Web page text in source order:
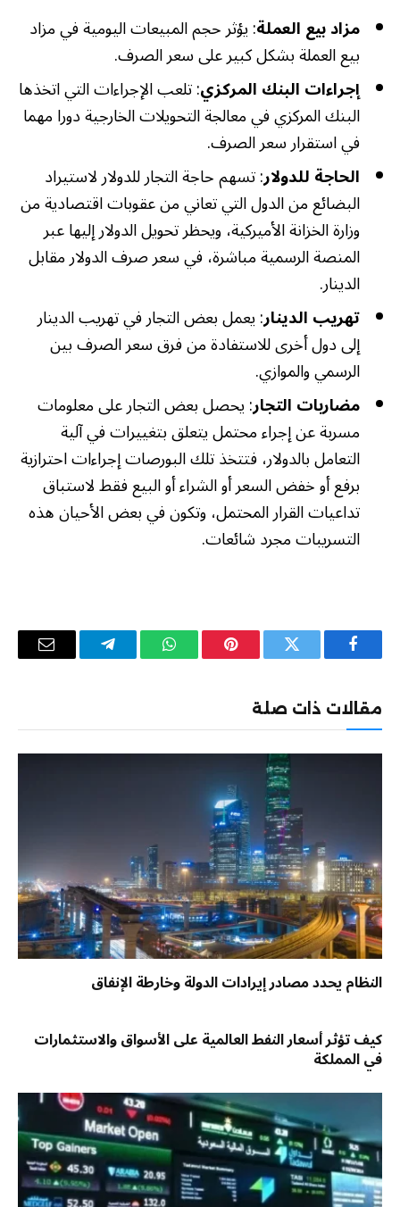
مزاد بيع العملة: يؤثر حجم المبيعات اليومية في مزاد
بيع العملة بشكل كبير على سعر الصرف.
إجراءات البنك المركزي: تلعب الإجراءات التي اتخذها
البنك المركزي في معالجة التحويلات الخارجية دورا مهما
في استقرار سعر الصرف.
الحاجة للدولار: تسهم حاجة التجار للدولار لاستيراد
البضائع من الدول التي تعاني من عقوبات اقتصادية من
وزارة الخزانة الأميركية، ويحظر تحويل الدولار إليها عبر
المنصة الرسمية مباشرة، في سعر صرف الدولار مقابل
الدينار.
تهريب الدينار: يعمل بعض التجار في تهريب الدينار
إلى دول أخرى للاستفادة من فرق سعر الصرف بين
الرسمي والموازي.
مضاربات التجار: يحصل بعض التجار على معلومات
مسربة عن إجراء محتمل يتعلق بتغييرات في آلية
التعامل بالدولار، فتتخذ تلك البورصات إجراءات احترازية
برفع أو خفض السعر أو الشراء أو البيع فقط لاستباق
تداعيات القرار المحتمل، وتكون في بعض الأحيان هذه
التسريبات مجرد شائعات.
فيسبوك تويتر بينتيريستواتساب تيلقرام
البريد
مقالات ذات صلة
النظام يحدد مصادر إيرادات الدولة وخارطة الإنفاق
كيف تؤثر أسعار النفط العالمية على الأسواق والاستثمارات
في المملكة